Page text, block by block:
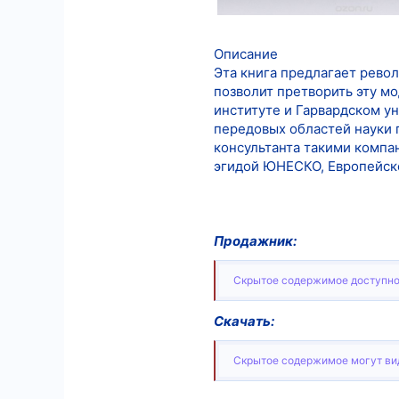
Описание
Эта книга предлагает
позволит претворить эту
институте и Гарвардском
передовых областей
консультанта такими
эгидой ЮНЕСКО,
Продажник:
Скрытое содержимое
Скачать:
Скрытое содержимое могут